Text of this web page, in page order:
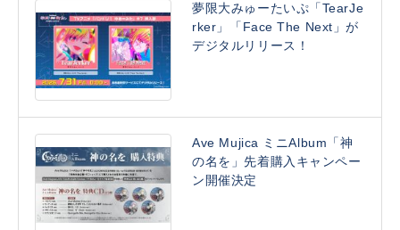
夢限大みゅーたいぷ「TearJe
rker」「Face The Next」が
デジタルリリース！
Ave Mujica ミニAlbum「神
の名を」先着購入キャンペー
ン開催決定